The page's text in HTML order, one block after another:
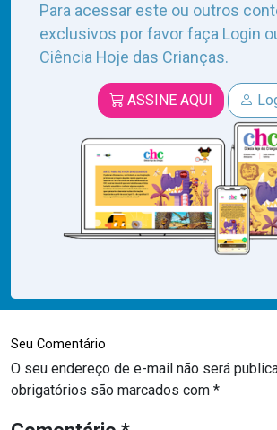
Para acessar este ou outros
exclusivos por favor faça Login
Ciência Hoje das Crianças.
ASSINE AQUI
Seu Comentário
O seu endereço de e-mail não será
obrigatórios são marcados com *